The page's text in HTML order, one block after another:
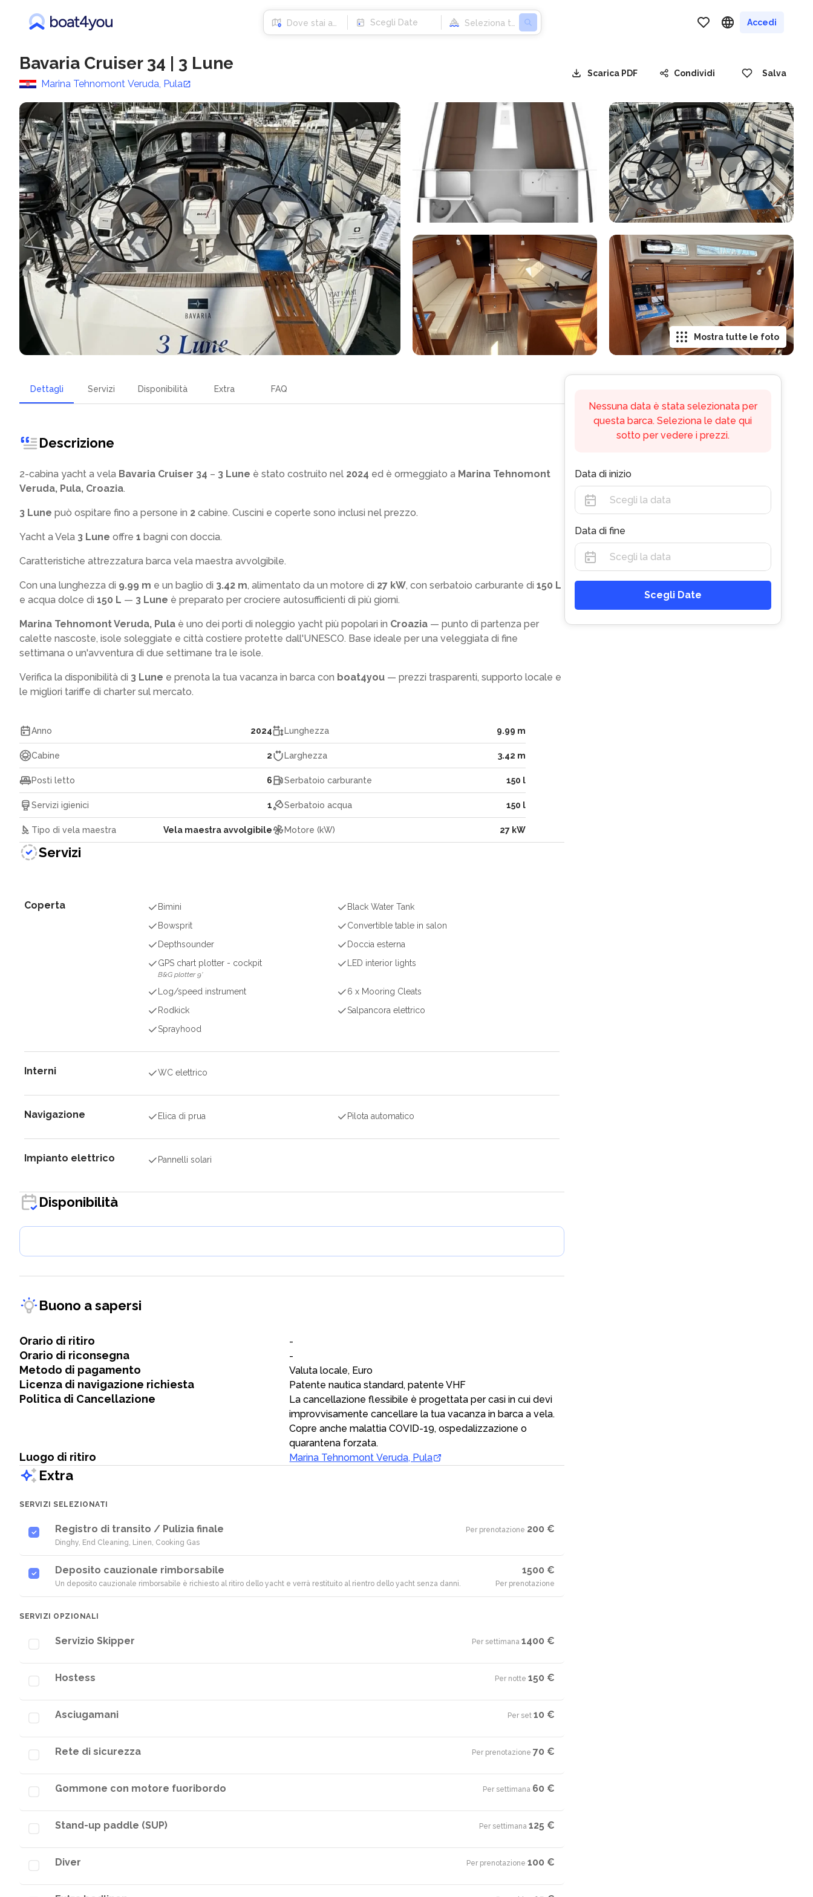
Scegli Date Accedi
Bavaria Cruiser 34 | 3 Lune
Marina Tehnomont Veruda, Pula
Scarica PDF Condividi Salva
Mostra tutte le foto
Dettagli Servizi Disponibilità Extra FAQ
Descrizione
2-cabina yacht a vela Bavaria Cruiser 34 – 3 Lune è stato costruito nel 2024 ed è ormeggiato a Marina Tehnomont
Veruda, Pula, Croazia.
3 Lune può ospitare fino a persone in 2 cabine. Cuscini e coperte sono inclusi nel prezzo.
Yacht a Vela 3 Lune offre 1 bagni con doccia.
Caratteristiche attrezzatura barca vela maestra avvolgibile.
Con una lunghezza di 9.99 m e un baglio di 3.42 m, alimentato da un motore di 27 kW, con serbatoio carburante di 150 L
e acqua dolce di 150 L — 3 Lune è preparato per crociere autosufficienti di più giorni.
Marina Tehnomont Veruda, Pula è uno dei porti di noleggio yacht più popolari in Croazia — punto di partenza per
calette nascoste, isole soleggiate e città costiere protette dall'UNESCO. Base ideale per una veleggiata di fine
settimana o un'avventura di due settimane tra le isole.
Verifica la disponibilità di 3 Lune e prenota la tua vacanza in barca con boat4you — prezzi trasparenti, supporto locale e
le migliori tariffe di charter sul mercato.
Anno 2024
Cabine 2
Posti letto 6
Servizi igienici 1
Tipo di vela maestra Vela maestra avvolgibile
Lunghezza 9.99 m
Larghezza 3.42 m
Serbatoio carburante 150 l
Serbatoio acqua 150 l
Motore (kW) 27 kW
Servizi
Coperta Bimini
Black Water Tank
Bowsprit
Convertible table in salon
Depthsounder
Doccia esterna
GPS chart plotter - cockpit
B&G plotter 9’
LED interior lights
Log/speed instrument
6 x Mooring Cleats
Rodkick
Salpancora elettrico
Sprayhood
Interni WC elettrico
Navigazione Elica di prua Pilota automatico
Impianto elettrico Pannelli solari
Disponibilità
Buono a sapersi
Orario di ritiro -
Orario di riconsegna -
Metodo di pagamento Valuta locale, Euro
Licenza di navigazione richiesta Patente nautica standard, patente VHF
Politica di Cancellazione
La cancellazione flessibile è progettata per casi in cui devi
improvvisamente cancellare la tua vacanza in barca a vela.
Copre anche malattia COVID-19, ospedalizzazione o
quarantena forzata.
Luogo di ritiro Marina Tehnomont Veruda, Pula
Extra
SERVIZI SELEZIONATI
Registro di transito / Pulizia finale
Dinghy, End Cleaning, Linen, Cooking Gas
Per prenotazione·200 €
Deposito cauzionale rimborsabile
Un deposito cauzionale rimborsabile è richiesto al ritiro dello yacht e verrà restituito al rientro dello yacht senza danni.
1500 €
Per prenotazione
SERVIZI OPZIONALI
Servizio Skipper Per settimana·1400 €
Hostess Per notte·150 €
Asciugamani Per set·10 €
Rete di sicurezza Per prenotazione·70 €
Gommone con motore fuoribordo Per settimana·60 €
Stand-up paddle (SUP) Per settimana·125 €
Diver Per prenotazione·100 €
Nessuna data è stata selezionata per
questa barca. Seleziona le date qui
sotto per vedere i prezzi.
Data di inizio
Data di fine
Scegli Date